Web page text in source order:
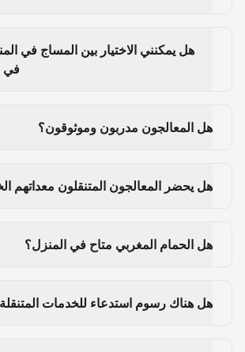
هل يمكنني الاختيار بين المساج في
في
هل المعالجون مدربون وموثوقون؟
هل يحضر المعالجون المتنقلون معداتهم
هل الحمام المغربي متاح في المنزل؟
هل هناك رسوم استدعاء للخدمات